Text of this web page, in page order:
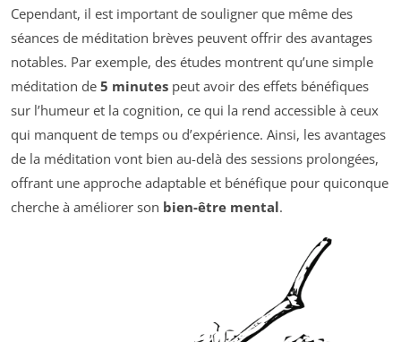
Cependant, il est important de souligner que même des
séances de méditation brèves peuvent offrir des avantages
notables. Par exemple, des études montrent qu’une simple
méditation de 5 minutes peut avoir des effets bénéfiques
sur l’humeur et la cognition, ce qui la rend accessible à ceux
qui manquent de temps ou d’expérience. Ainsi, les avantages
de la méditation vont bien au-delà des sessions prolongées,
offrant une approche adaptable et bénéfique pour quiconque
cherche à améliorer son bien-être mental.